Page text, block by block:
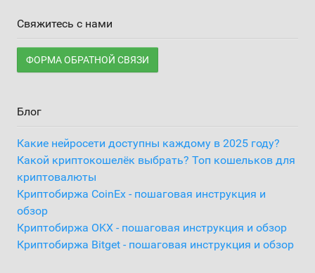
Свяжитесь с нами
ФОРМА ОБРАТНОЙ СВЯЗИ
Блог
Какие нейросети доступны каждому в 2025 году?
Какой криптокошелёк выбрать? Топ кошельков для
криптовалюты
Криптобиржа CoinEx - пошаговая инструкция и
обзор
Криптобиржа OKX - пошаговая инструкция и обзор
Криптобиржа Bitget - пошаговая инструкция и обзор